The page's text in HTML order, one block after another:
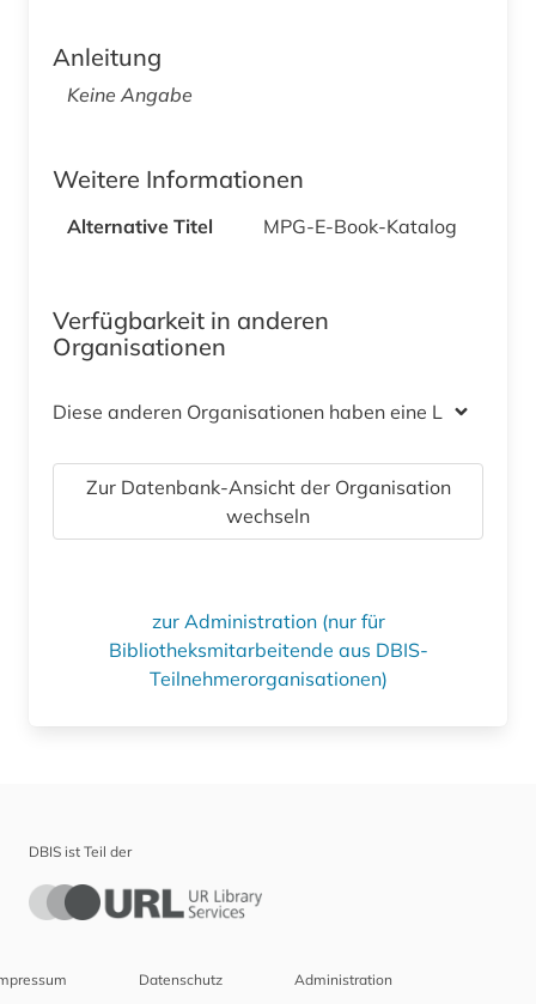
Anleitung
Keine Angabe
Weitere Informationen
Alternative Titel MPG-E-Book-Katalog
Verfügbarkeit in anderen
Organisationen
Diese anderen Organisationen haben eine Lizenz
Zur Datenbank-Ansicht der Organisation
wechseln
zur Administration (nur für
Bibliotheksmitarbeitende aus DBIS-
Teilnehmerorganisationen)
DBIS ist Teil der
Datenschutz Administration